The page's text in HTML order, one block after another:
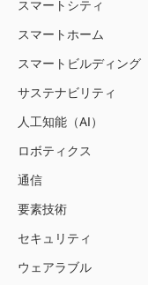
スマートシティ
スマートホーム
スマートビルディング
サステナビリティ
人工知能（AI）
ロボティクス
通信
要素技術
セキュリティ
ウェアラブル